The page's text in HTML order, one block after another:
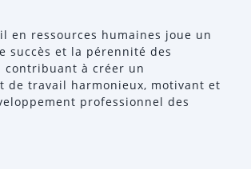
en ressources humaines joue un
succès et la pérennité des
contribuant à créer un
de travail harmonieux, motivant et
professionnel des